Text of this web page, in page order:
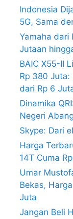
Indonesia
5G, Sama
Yamaha dari
Jutaan
BAIC X55-II
Rp 380 Juta:
dari Rp 6
Dinamika
Negeri
Skype: Dari
Harga
14T Cuma
Umar
Bekas,
Juta
Jangan Beli